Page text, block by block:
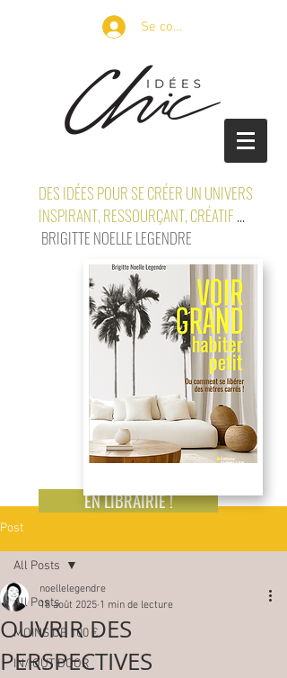
Se connecter
DES IDÉES POUR SE CRÉER UN UNIVERS
INSPIRANT, RESSOURÇANT, CRÉATIF ...
BRIGITTE NOELLE LEGENDRE
EN LIBRAIRIE !
Post
All Posts
MOINS DE 100 €
IN/ OUT DOOR
All Posts
OUVRIR DES
PERSPECTIVES
noellelegendre
18 août 2025 1 min de lecture